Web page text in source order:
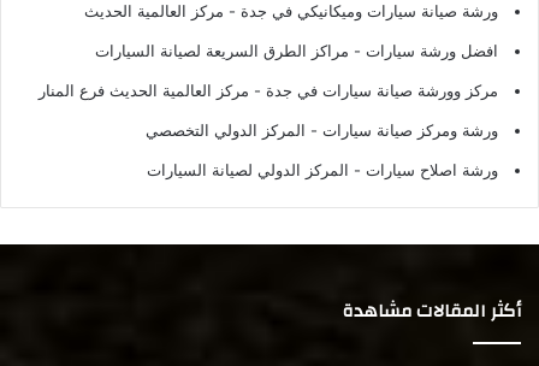
ورشة صيانة سيارات وميكانيكي في جدة - مركز العالمية الحديث
افضل ورشة سيارات - مراكز الطرق السريعة لصيانة السيارات
مركز وورشة صيانة سيارات في جدة - مركز العالمية الحديث فرع المنار
ورشة ومركز صيانة سيارات - المركز الدولي التخصصي
ورشة اصلاح سيارات - المركز الدولي لصيانة السيارات
أكثر المقالات مشاهدة